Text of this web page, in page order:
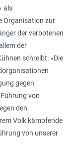
als
Organisation zur
der verbotenen
der
schreibt: »Die
gegen
von
den
Volk kämpfende
von unserer